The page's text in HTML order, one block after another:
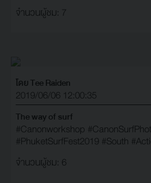
จำนวนผู้ชม: 7
โดย Tee Raiden
2019/06/06 12:00:35
The way of surf
#Canonworkshop
#PhuketSurfFest2019 #South
จำนวนผู้ชม: 6